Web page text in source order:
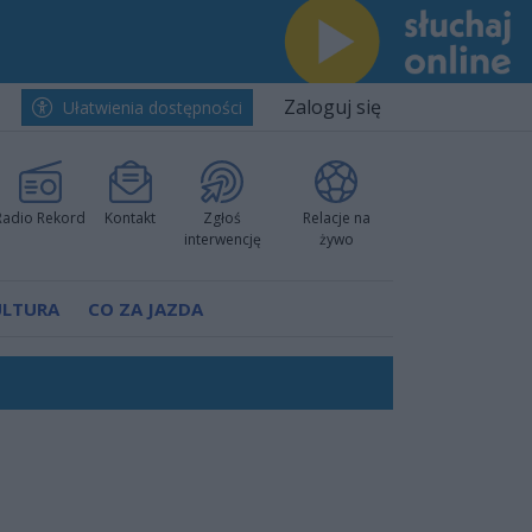
Ułatwienia dostępności Zaloguj się
Rekord Kontakt
Zgłoś
interwencję
Relacje na
żywo
CO ZA JAZDA